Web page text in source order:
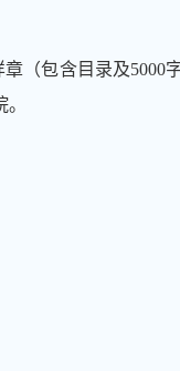
章（包含目录及5000
。